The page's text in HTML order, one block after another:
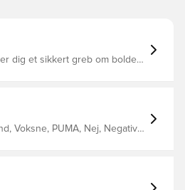
dig et sikkert greb om bolden
Cut
Voksne, PUMA, Nej, Negative